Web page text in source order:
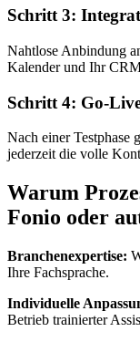
Schritt 3:
Nahtlose Anbindung
Kalender und Ihr
Schritt 4: Go-
Nach einer Testphase
jederzeit die volle
Warum
Fonio oder
Branchenexpertise:
Ihre Fachsprache.
Individuelle
Betrieb trainierter